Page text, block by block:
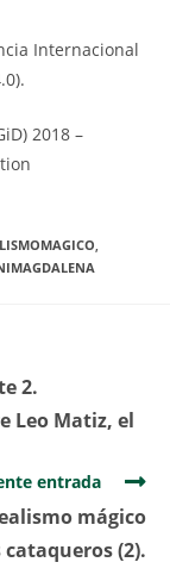
Internacional
2018 –
,
2.
Leo Matiz, el
entrada
mágico
(2).